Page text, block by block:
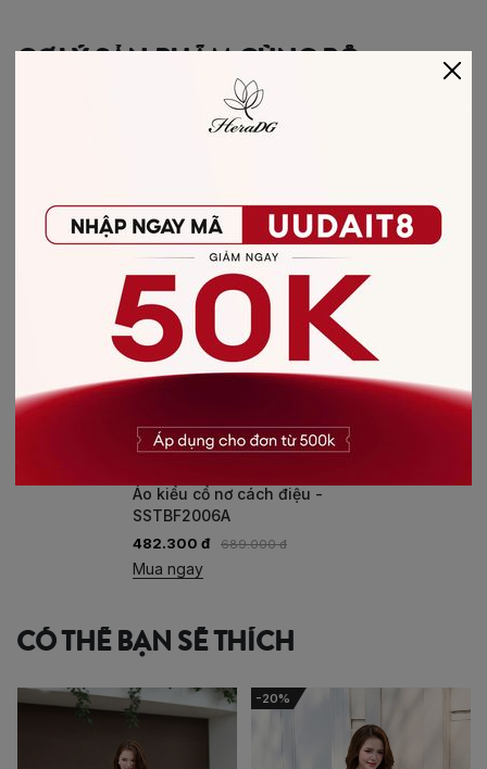
GỢI Ý SẢN PHẨM CÙNG BỘ
AO-KIEU-CO-NO-CACH-
Áo kiểu cổ nơ cách điệu -
SSTBF2006A
482.300 đ 689.000 đ
Mua ngay
CÓ THỂ BẠN SẼ THÍCH
-20%